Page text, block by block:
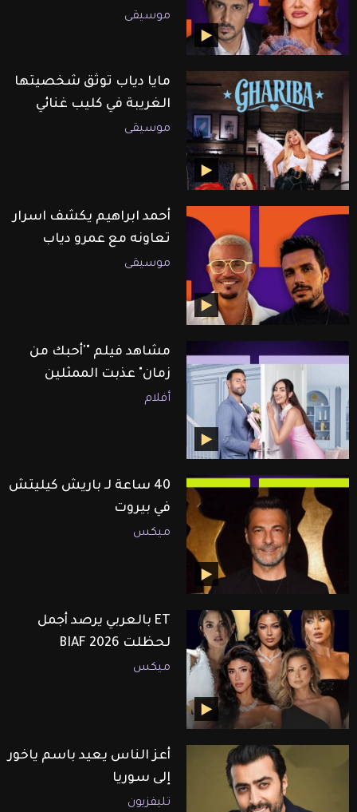
موسيقى
مايا دياب توثق شخصيتها
الغريبة في كليب غنائي
موسيقى
أحمد ابراهيم يكشف اسرار
تعاونه مع عمرو دياب
موسيقى
مشاهد فيلم "'أحبك من
زمان" عذبت الممثلين
أفلام
40 ساعة لـ باريش كيليتش
في بيروت
ميكس
ET بالعربي يرصد أجمل
لحظلت BIAF 2026
ميكس
أعز الناس يعيد باسم ياخور
إلى سوريا
تليفزيون